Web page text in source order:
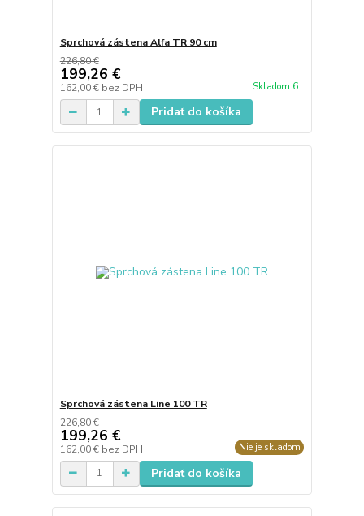
Sprchová zástena Alfa TR 90 cm
226,80 €
199,26 €
162,00 € bez DPH Skladom 6
Pridať do košíka
Sprchová zástena Line 100 TR
226,80 €
199,26 €
162,00 € bez DPH Nie je skladom
Pridať do košíka